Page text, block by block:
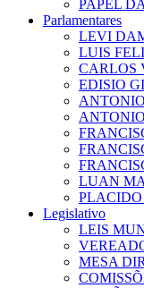
PAPEL
Parlamentares
LEVI
LUIS
CARLOS
EDISIO
LUAN
PLACIDO
Legislativo
LEIS
MESA